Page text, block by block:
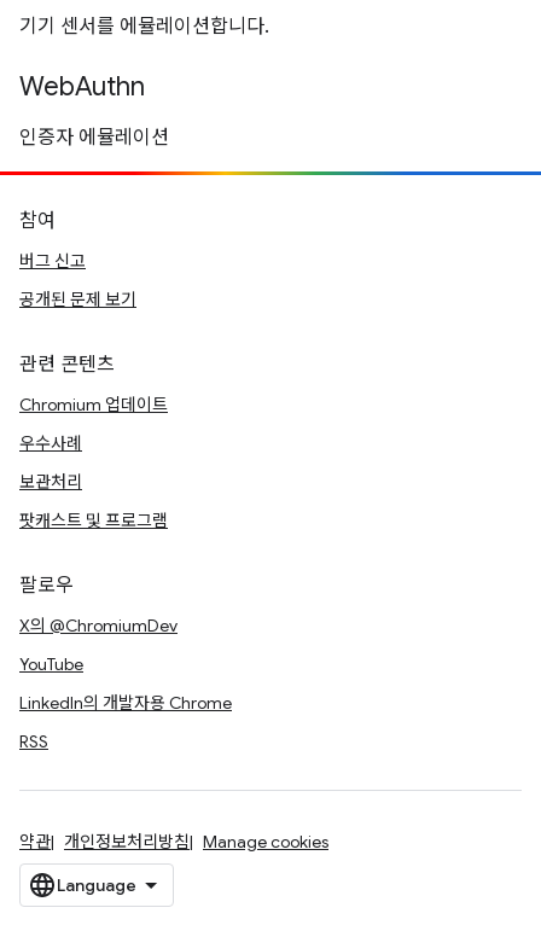
기기 센서를 에뮬레이션합니다.
WebAuthn
인증자 에뮬레이션
참여
버그 신고
공개된 문제 보기
관련 콘텐츠
Chromium 업데이트
우수사례
보관처리
팟캐스트 및 프로그램
팔로우
X의 @ChromiumDev
YouTube
LinkedIn의 개발자용 Chrome
RSS
약관 개인정보처리방침 Manage cookies